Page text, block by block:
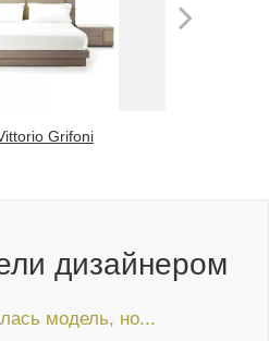
Grifoni
дизайнером
модель, но...